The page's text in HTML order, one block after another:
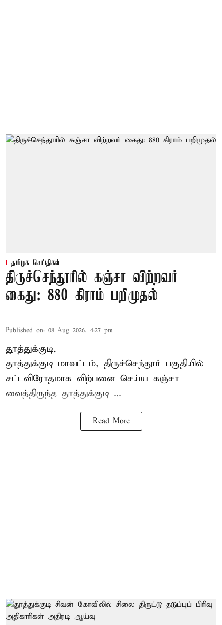
தமிழக செய்திகள்
திருச்செந்தூரில் கஞ்சா விற்றவர்
கைது: 880 கிராம் பறிமுதல்
Published on: 08 Aug 2026, 4:27 pm
தூத்துக்குடி,
தூத்துக்குடி மாவட்டம், திருச்செந்தூர் பகுதியில்
சட்டவிரோதமாக விற்பனை செய்ய கஞ்சா
வைத்திருந்த தூத்துக்குடி ...
Read More